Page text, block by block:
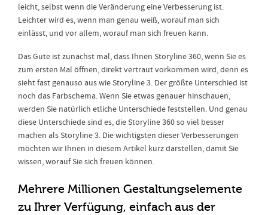
leicht, selbst wenn die Veränderung eine Verbesserung ist.
Leichter wird es, wenn man genau weiß, worauf man sich
einlässt, und vor allem, worauf man sich freuen kann.
Das Gute ist zunächst mal, dass Ihnen Storyline 360, wenn Sie es
zum ersten Mal öffnen, direkt vertraut vorkommen wird, denn es
sieht fast genauso aus wie Storyline 3. Der größte Unterschied ist
noch das Farbschema. Wenn Sie etwas genauer hinschauen,
werden Sie natürlich etliche Unterschiede feststellen. Und genau
diese Unterschiede sind es, die Storyline 360 so viel besser
machen als Storyline 3. Die wichtigsten dieser Verbesserungen
möchten wir Ihnen in diesem Artikel kurz darstellen, damit Sie
wissen, worauf Sie sich freuen können.
Mehrere Millionen Gestaltungselemente
zu Ihrer Verfügung, einfach aus der